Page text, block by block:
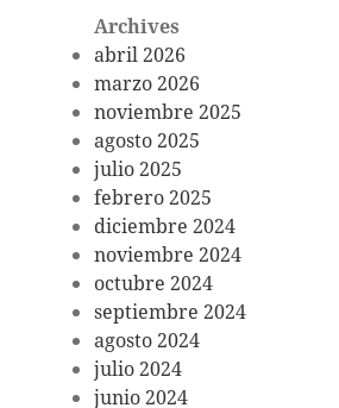
Archives
abril 2026
marzo 2026
noviembre 2025
agosto 2025
julio 2025
febrero 2025
diciembre 2024
noviembre 2024
octubre 2024
septiembre 2024
agosto 2024
julio 2024
junio 2024